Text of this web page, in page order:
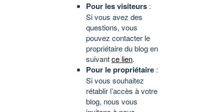
Pour les visiteurs :
Si vous avez des
questions, vous
pouvez contacter le
propriétaire du blog en
suivantce lien.
Pour le propriétaire :
Si vous souhaitez
rétablir l’accès à votre
blog, nous vous